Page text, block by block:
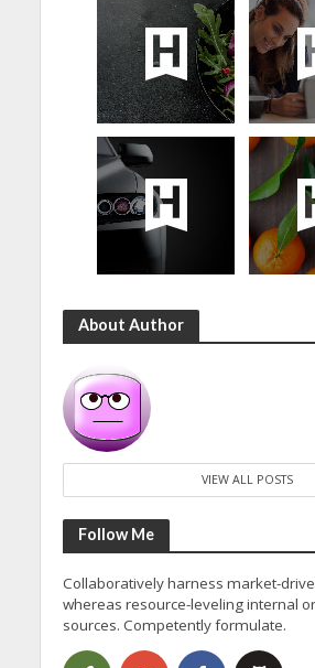
About Author
VIEW ALL POSTS
Follow Me
Collaboratively harness market-
whereas resource-leveling internal
sources. Competently formulate.